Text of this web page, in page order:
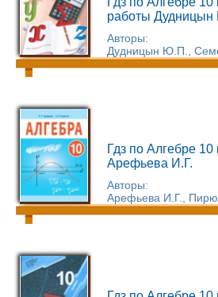
работы
Авторы:
Дудницын Ю.П.,
Гдз по Алгебре 10
Арефьева И.Г.
Авторы:
Арефьева И.Г.,